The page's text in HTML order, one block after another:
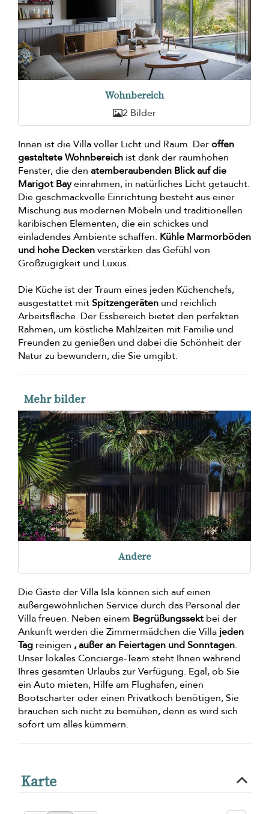
Wohnbereich
2 Bilder
Innen ist die Villa voller Licht und Raum. Deroffen
gestaltete Wohnbereich ist dank der raumhohen
Fenster, die den atemberaubenden Blick auf die
Marigot Bayeinrahmen, in natürliches Licht getaucht.
Die geschmackvolle Einrichtung besteht aus einer
Mischung aus modernen Möbeln und traditionellen
karibischen Elementen, die ein schickes und
einladendes Ambiente schaffen. Kühle Marmorböden
und hohe Deckenverstärken das Gefühl von
Großzügigkeit und Luxus.
Die Küche ist der Traum eines jeden Küchenchefs,
ausgestattet mitSpitzengeräten und reichlich
Arbeitsfläche. Der Essbereich bietet den perfekten
Rahmen, um köstliche Mahlzeiten mit Familie und
Freunden zu genießen und dabei die Schönheit der
Natur zu bewundern, die Sie umgibt.
Mehr bilder
Andere
Die Gäste der Villa Isla können sich auf einen
außergewöhnlichen Service durch das Personal der
Villa freuen. Neben einem Begrüßungssekt bei der
Ankunft werden die Zimmermädchen die Villa jeden
Tag reinigen , außer an Feiertagen und Sonntagen.
Unser lokales Concierge-Team steht Ihnen während
Ihres gesamten Urlaubs zur Verfügung. Egal, ob Sie
ein Auto mieten, Hilfe am Flughafen, einen
Bootscharter oder einen Privatkoch benötigen, Sie
brauchen sich nicht zu bemühen, denn es wird sich
sofort um alles kümmern.
Karte